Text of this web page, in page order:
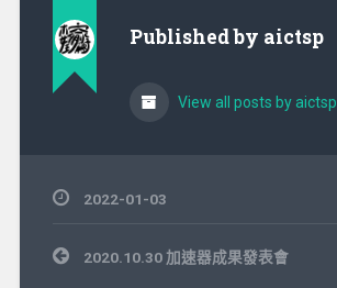
Published by aictsp
View all posts by aictsp
2022-01-03
文
章
2020.10.30 加速器成果發表會